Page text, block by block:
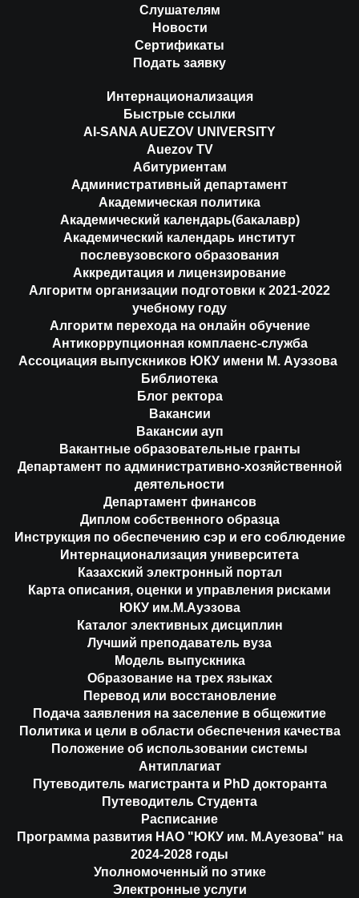
Слушателям
Новости
Сертификаты
Подать заявку
Интернационализация
Быстрые ссылки
AI-SANA AUEZOV UNIVERSITY
Auezov TV
Абитуриентам
Административный департамент
Академическая политика
Академический календарь(бакалавр)
Академический календарь институт
послевузовского образования
Аккредитация и лицензирование
Алгоритм организации подготовки к 2021-2022
учебному году
Алгоритм перехода на онлайн обучение
Антикоррупционная комплаенс-служба
Ассоциация выпускников ЮКУ имени М. Ауэзова
Библиотека
Блог ректора
Вакансии
Вакансии ауп
Вакантные образовательные гранты
Департамент по административно-хозяйственной
деятельности
Департамент финансов
Диплом собственного образца
Инструкция по обеспечению сэр и его соблюдение
Интернационализация университета
Казахский электронный портал
Карта описания, оценки и управления рисками
ЮКУ им.М.Ауэзова
Каталог элективных дисциплин
Лучший преподаватель вуза
Модель выпускника
Образование на трех языках
Перевод или восстановление
Подача заявления на заселение в общежитие
Политика и цели в области обеспечения качества
Положение об использовании системы
Антиплагиат
Путеводитель магистранта и PhD докторанта
Путеводитель Студента
Расписание
Программа развития НАО "ЮКУ им. М.Ауезова" на
2024-2028 годы
Уполномоченный по этике
Электронные услуги